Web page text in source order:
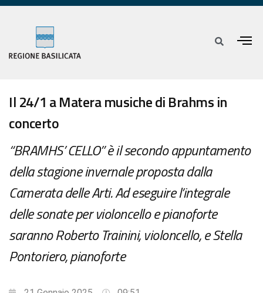
Il 24/1 a Matera musiche di Brahms in
concerto
“BRAMHS’ CELLO” è il secondo appuntamento
della stagione invernale proposta dalla
Camerata delle Arti. Ad eseguire l’integrale
delle sonate per violoncello e pianoforte
saranno Roberto Trainini, violoncello, e Stella
Pontoriero, pianoforte